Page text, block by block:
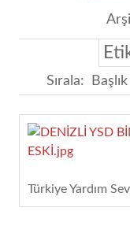
Sırala: Başlık
Türkiye Yardım